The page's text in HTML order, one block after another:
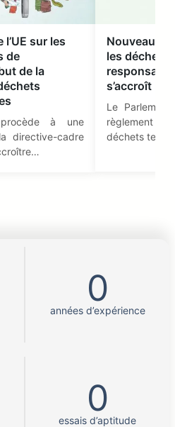
sur les
de
de la
procède à une
directive-cadre
Nouveau
les déchets
s’accroît
Le
règlement
déchets
0
années d’expérience
0
essais d’aptitude